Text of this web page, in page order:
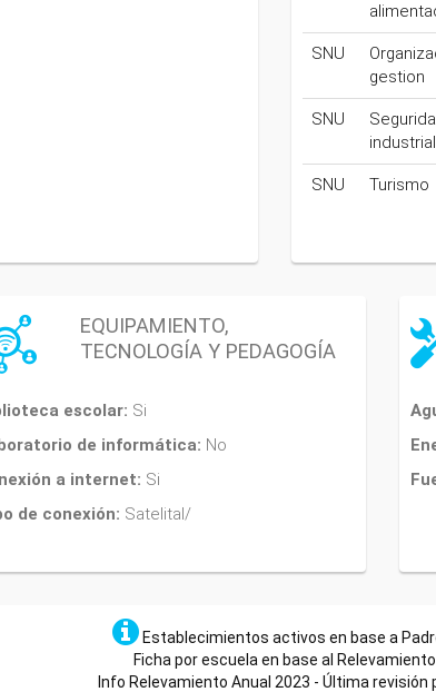
SNU
gestion
SNU
industrial
SNU Turismo
EQUIPAMIENTO,
TECNOLOGÍA Y PEDAGOGÍA
escolar: Si
de informática: No
a internet: Si
de conexión: Satelital/
Establecimientos activos en base a
Ficha por escuela en base al
Info Relevamiento Anual 2023 - Última revisión